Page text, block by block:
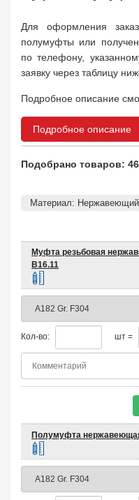
Заглушка, крышка
Пробка
Втулка, футорка
Седло 211
Днище 11832
Втулка для фланца
Для оформления
полумуфты или
по телефону,
заявку через таблицу
Подробное описание
Подробное описание
Подобрано товаров:
Материал: Нержавеющий
Муфта резьбовая
B16.11
Кол-во: шт =
Полумуфта нержавеющая